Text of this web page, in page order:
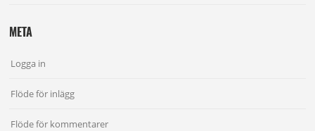
META
Logga in
Flöde för inlägg
Flöde för kommentarer